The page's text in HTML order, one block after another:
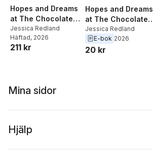
Hopes and Dreams
at The Chocolate
Pot Café
Jessica Redland
Häftad, 2026
211 kr
Hopes and Dreams
at The Chocolate
Pot Cafe
Jessica Redland
E-bok 2026
20 kr
Mina sidor
Hjälp